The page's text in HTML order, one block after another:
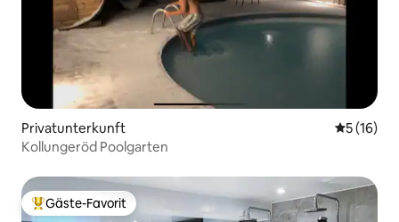
Privatunterkunft
5 (16)
Kollungeröd Poolgarten
Beliebter Gäste-Favorit.
Gäste-Favorit